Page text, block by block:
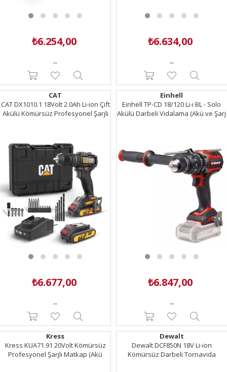
₺6.254,00
--
₺6.634,00
--
CAT
CAT DX1010.1 18Volt 2.0Ah Li-ion Çift
Akülü Kömürsüz Profesyonel Şarjlı
₺6.677,00
--
Einhell
Einhell TP-CD 18/120 Li-i BL - Solo
Akülü Darbeli Vidalama (Akü ve Şarj
₺6.847,00
--
Kress
Kress KUA71.91 20Volt Kömürsüz
Profesyonel Şarjlı Matkap (Akü
Dewalt
Dewalt DCF850N 18V Li-ion
Kömürsüz Darbeli Tornavida